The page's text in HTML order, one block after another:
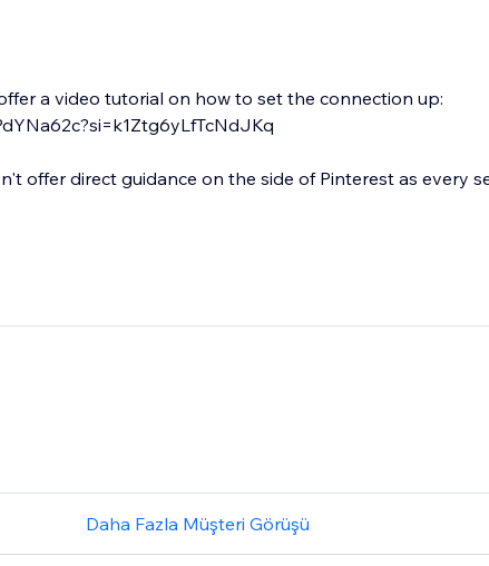
a video tutorial on how to set the connection up:
offer direct guidance on the side of Pinterest as every
Daha Fazla Müşteri Görüşü